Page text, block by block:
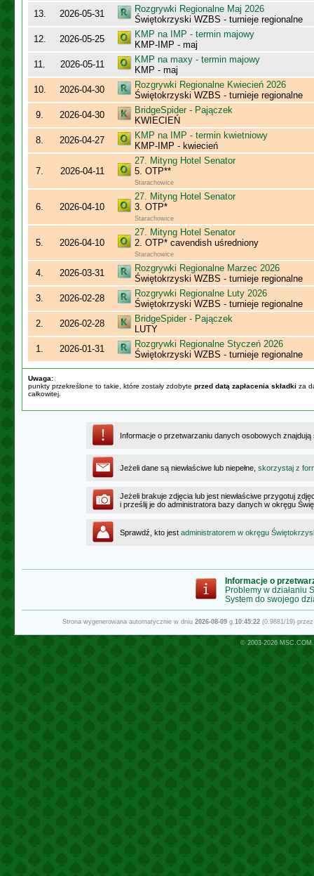
13.
2026-05-31
Rozgrywki Regionalne Maj 2026
Świętokrzyski WZBS - turnieje regionalne
12.
2026-05-25
KMP na IMP - termin majowy
KMP-IMP - maj
11.
2026-05-11
KMP na maxy - termin majowy
KMP - maj
10.
2026-04-30
Rozgrywki Regionalne Kwiecień 2026
Świętokrzyski WZBS - turnieje regionalne
9.
2026-04-30
BridgeSpider - Pajączek
KWIECIEŃ
8.
2026-04-27
KMP na IMP - termin kwietniowy
KMP-IMP - kwiecień
7. 2026-04-11
27. Mityng Hotel Senator
5. OTP**
Starachowice
6. 2026-04-10
27. Mityng Hotel Senator
3. OTP*
Starachowice
5. 2026-04-10
27. Mityng Hotel Senator
2. OTP* cavendish uśredniony
Starachowice
4. 2026-03-31
Rozgrywki Regionalne Marzec 2026
Świętokrzyski WZBS - turnieje regionalne
3.
2026-02-28
Rozgrywki Regionalne Luty 2026
Świętokrzyski WZBS - turnieje regionalne
2.
2026-02-28
BridgeSpider - Pajączek
LUTY
1.
2026-01-31
Rozgrywki Regionalne Styczeń 2026
Świętokrzyski WZBS - turnieje regionalne
Uwaga:
punkty przekreślone to takie, które zostały zdobyte przed datą zapłacenia składki za
całkowitej.
Informacje o przetwarzaniu danych osobowych
Jeżeli dane są niewłaściwe lub niepełne, skorzystaj z
Jeżeli brakuje zdjęcia lub jest niewłaściwe przygotuj
i prześlij je do administratora bazy danych w okręgu
Sprawdź, kto jest administratorem w okręgu
Informacje o
Problemy w działaniu
System do swojego
Strona wygenerowana automatycznie w dniu 2026-08-09g.10:45:22(0.9881/19)
© 2003-2026